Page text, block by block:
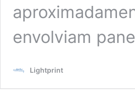
envolviam
Lightprint